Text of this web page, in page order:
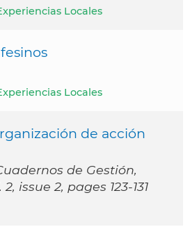
Locales
Locales
de acción
de Gestión,
issue 2, pages 123-131